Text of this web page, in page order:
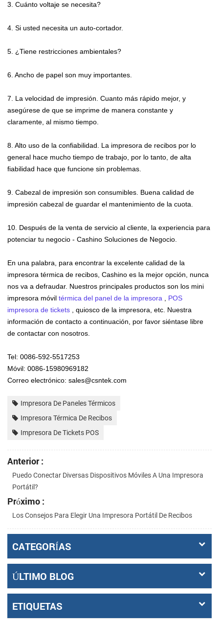
3. Cuánto voltaje se necesita?
4. Si usted necesita un auto-cortador.
5. ¿Tiene restricciones ambientales?
6. Ancho de papel son muy importantes.
7. La velocidad de impresión. Cuanto más rápido mejor, y
asegúrese de que se imprime de manera constante y
claramente, al mismo tiempo.
8. Alto uso de la confiabilidad. La impresora de recibos por lo
general hace mucho tiempo de trabajo, por lo tanto, de alta
fiabilidad hace que funcione sin problemas.
9. Cabezal de impresión son consumibles. Buena calidad de
impresión cabezal de guardar el mantenimiento de la cuota.
10. Después de la venta de servicio al cliente, la experiencia para
potenciar tu negocio - Cashino Soluciones de Negocio.
En una palabra, para encontrar la excelente calidad de la
impresora térmica de recibos, Cashino es la mejor opción, nunca
nos va a defraudar. Nuestros principales productos son los mini
impresora móvil térmica del panel de la impresora
POS
impresora de tickets , quiosco de la impresora, etc. Nuestra
información de contacto a continuación, por favor siéntase libre
de contactar con nosotros.
Tel: 0086-592-5517253
Móvil: 0086-15980969182
Correo electrónico: sales@csntek.com
Impresora De Paneles Térmicos
Impresora Térmica De Recibos
Impresora De Tickets POS
Anterior :
Puedo Conectar Diversas Dispositivos Móviles A Una Impresora
Portátil?
Próximo :
Los Consejos Para Elegir Una Impresora Portátil De Recibos
CATEGORÍAS
ÚLTIMO BLOG
ETIQUETAS